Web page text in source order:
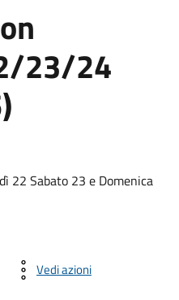
23/24
22 Sabato 23 e Domenica
Vedi azioni